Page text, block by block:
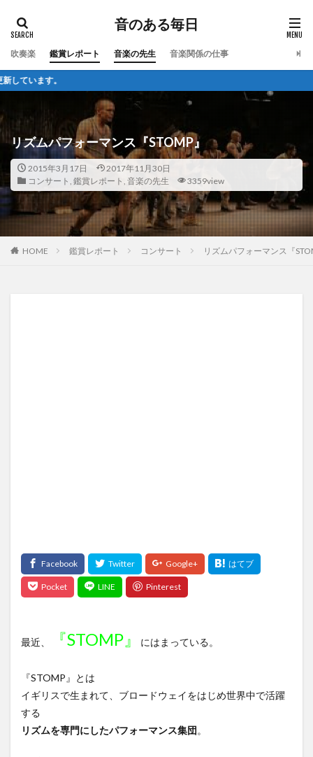
音のある毎日
吹奏楽 鑑賞レポート 音楽の先生 音楽関係の仕事
リズムパフォーマンス『STOMP』
2015年3月17日
2017年11月30日
コンサート , 鑑賞レポート , 音楽の先生 3359view
HOME 鑑賞レポート コンサート リズムパフォーマンス『
最近、 『STOMP』 にはまっている。
『STOMP』とは
イギリスで生まれて、ブロードウェイをはじめ世界中で活躍
する
リズムを専門にしたパフォーマンス集団。